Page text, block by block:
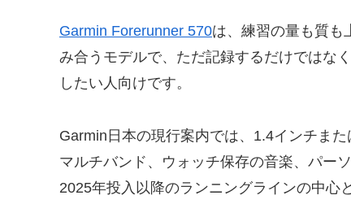
Garmin Forerunner 570は、練習の量も質も
み合うモデルで、ただ記録するだけではな
したい人向けです。
Garmin日本の現行案内では、1.4インチま
マルチバンド、ウォッチ保存の音楽、パー
2025年投入以降のランニングラインの中心